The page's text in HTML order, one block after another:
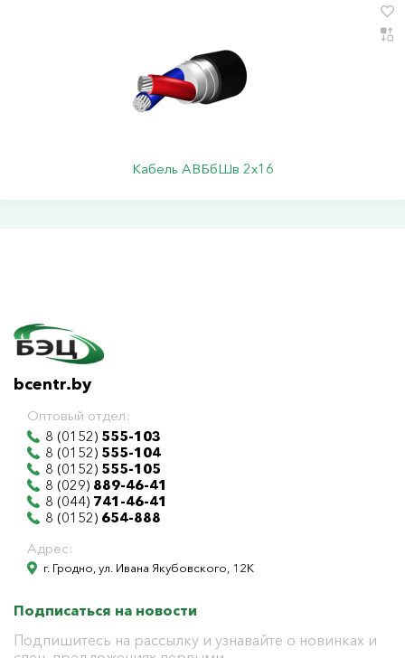
Кабель АВБбШв 2х16
bcentr.by
Оптовый отдел:
8 (0152) 555-103
8 (0152) 555-104
8 (0152) 555-105
8 (029) 889-46-41
8 (044) 741-46-41
8 (0152) 654-888
Адрес:
г. Гродно, ул. Ивана Якубовского, 12К
Подписаться на новости
Подпишитесь на рассылку и узнавайте о новинках и